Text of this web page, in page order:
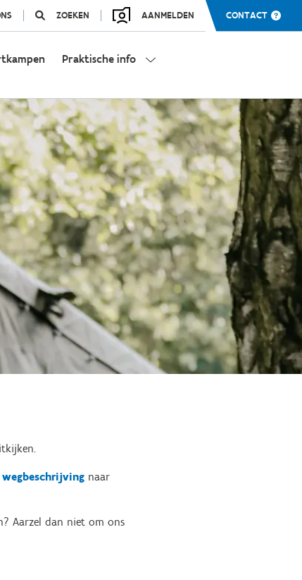
ZOEKEN AANMELDEN CONTACT
Praktische info
wegbeschrijving naar
Aarzel dan niet om ons